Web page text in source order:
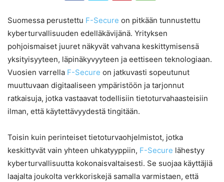
Suomessa perustettu F-Secure on pitkään tunnustettu
kyberturvallisuuden edelläkävijänä. Yrityksen
pohjoismaiset juuret näkyvät vahvana keskittymisensä
yksityisyyteen, läpinäkyvyyteen ja eettiseen teknologiaan.
Vuosien varrella F-Secure on jatkuvasti sopeutunut
muuttuvaan digitaaliseen ympäristöön ja tarjonnut
ratkaisuja, jotka vastaavat todellisiin tietoturvahaasteisiin
ilman, että käytettävyydestä tingitään.
Toisin kuin perinteiset tietoturvaohjelmistot, jotka
keskittyvät vain yhteen uhkatyyppiin, F-Secure lähestyy
kyberturvallisuutta kokonaisvaltaisesti. Se suojaa käyttäjiä
laajalta joukolta verkkoriskejä samalla varmistaen, että